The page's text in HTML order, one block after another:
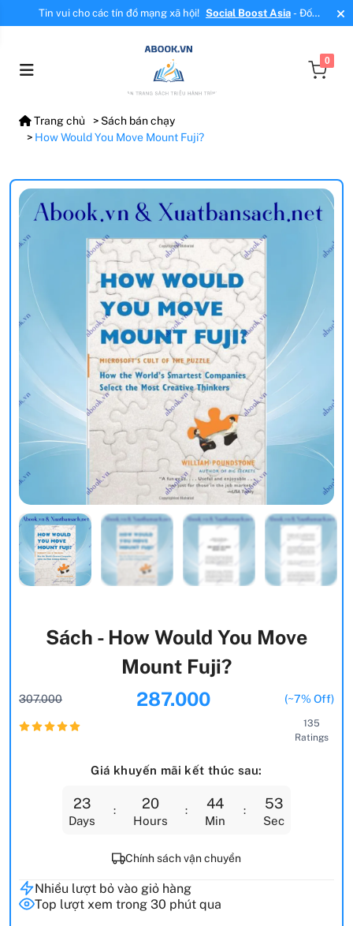
Tin vui cho các tín đồ mạng xã hội! Social Boost Asia- Đối
tác mới, cung cấp dịch vụ tăng tương tác, tăng follow uy tín!
0
Trang chủ
Sách bán chạy
How Would You Move Mount Fuji?
Sách - How Would You Move
Mount Fuji?
307.000 287.000 (~7% Off)
135
Ratings
Giá khuyến mãi kết thúc sau:
23
Days
20
Hours
44
Min
52
Sec
Chính sách vận chuyển
Nhiều lượt bỏ vào giỏ hàng
Top lượt xem trong 30 phút qua